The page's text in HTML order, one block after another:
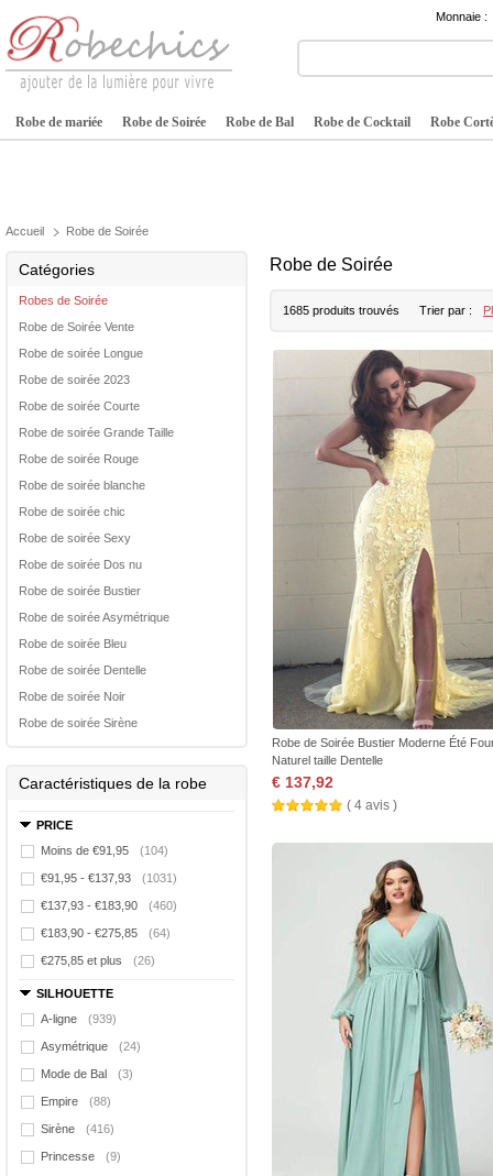
Monnaie :
Robe de mariée Robe de Soirée Robe de Bal Robe de Cocktail Robe
Accueil Robe de Soirée
Catégories
Robes de Soirée
Robe de Soirée Vente
Robe de soirée Longue
Robe de soirée 2023
Robe de soirée Courte
Robe de soirée Grande Taille
Robe de soirée Rouge
Robe de soirée blanche
Robe de soirée chic
Robe de soirée Sexy
Robe de soirée Dos nu
Robe de soirée Bustier
Robe de soirée Asymétrique
Robe de soirée Bleu
Robe de soirée Dentelle
Robe de soirée Noir
Robe de soirée Sirène
Caractéristiques de la robe
PRICE
Moins de €91,95
(104)
€91,95 - €137,93 (1031)
€137,93 - €183,90 (460)
€183,90 - €275,85 (64)
€275,85 et plus (26)
SILHOUETTE
A-ligne
(939)
Asymétrique (24)
Mode de Bal (3)
Empire (88)
Sirène (416)
Princesse (9)
Robe de Soirée
1685 produits trouvés Trier par :
Robe de Soirée Bustier Moderne Été
Naturel taille Dentelle
€ 137,92
( 4 avis )